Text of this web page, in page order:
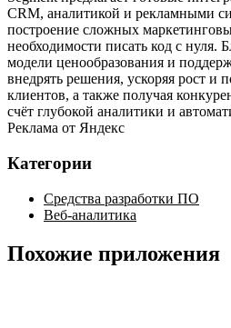
CRM, аналитикой и рекламными
построение сложных
необходимости писать код с нуля.
модели ценообразования и
внедрять решения, ускоряя рост и
клиентов, а также получая
счёт глубокой аналитики и
Реклама от Яндекс
Категории
Средства разработки ПО
Веб-аналитика
Похожие приложения